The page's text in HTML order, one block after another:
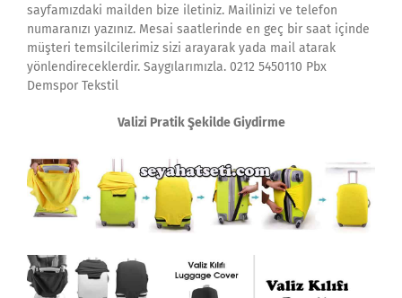
sayfamızdaki mailden bize iletiniz. Mailinizi ve telefon
numaranızı yazınız. Mesai saatlerinde en geç bir saat içinde
müşteri temsilcilerimiz sizi arayarak yada mail atarak
yönlendireceklerdir. Saygılarımızla. 0212 5450110 Pbx
Demspor Tekstil
Valizi Pratik Şekilde Giydirme